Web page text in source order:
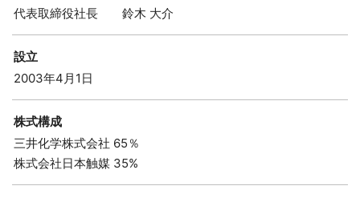
代表取締役社長 鈴木 大介
設立
2003年4月1日
株式構成
三井化学株式会社 65％
株式会社日本触媒 35%